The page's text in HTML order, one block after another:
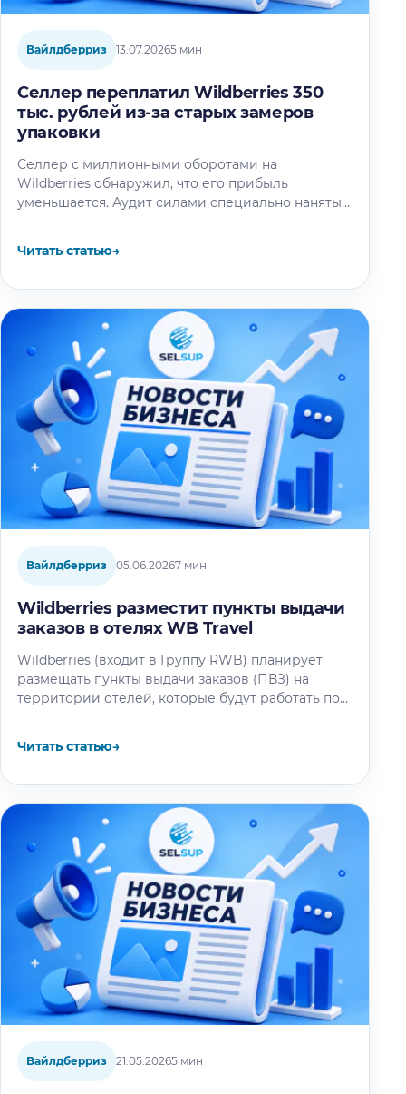
Вайлдберриз 13.07.20265 мин
Селлер переплатил Wildberries 350
тыс. рублей из-за старых замеров
упаковки
Селлер с миллионными оборотами на
Wildberries обнаружил, что его прибыль
уменьшается. Аудит силами специально нанятых
упаковки…
Читать статью→
Вайлдберриз 05.06.20267 мин
Wildberries разместит пункты выдачи
заказов в отелях WB Travel
Wildberries (входит в Группу RWB) планирует
размещать пункты выдачи заказов (ПВЗ) на
территории отелей, которые будут работать под
Читать статью→
Вайлдберриз 21.05.20265 мин